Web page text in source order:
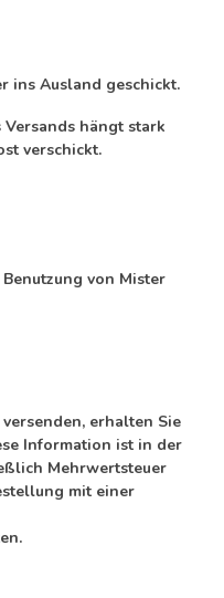
ins Ausland geschickt.
Versands hängt stark
verschickt.
von Mister
erhalten Sie
Information ist in der
Mehrwertsteuer
mit einer